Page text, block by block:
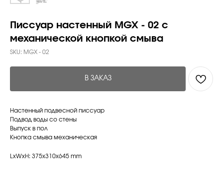
Писсуар настенный MGX - 02 с
механической кнопкой смыва
SKU: MGX - 02
В ЗАКАЗ
Настенный подвесной писсуар
Подвод воды со стены
Выпуск в пол
Кнопка смыва механическая
LxWxH: 375x310x645 mm